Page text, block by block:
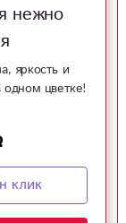
нежно
яркость и
цветке!
клик